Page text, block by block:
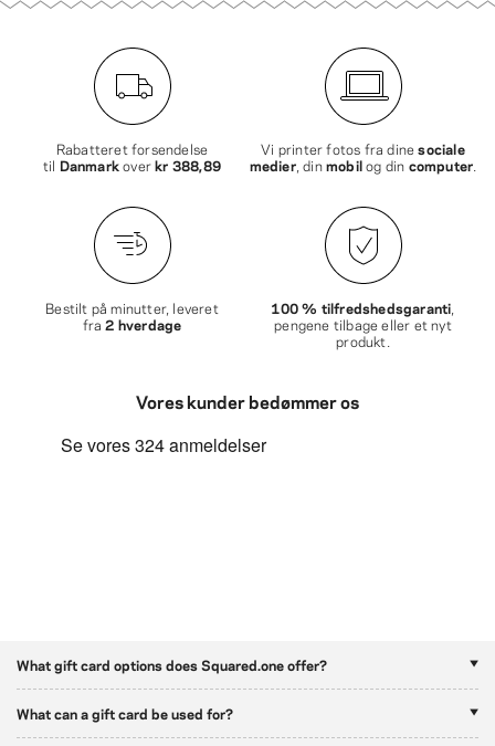
Rabatteret forsendelse
til Danmarkoverkr 388,89
Vi printer fotos fra dinesociale
medier, dinmobilog din computer
Bestilt på minutter, leveret
fra2 hverdage
100 % tilfredshedsgaranti
pengene tilbage eller et nyt
produkt.
Vores kunder bedømmer os
What gift card options does Squared.one offer?
What can a gift card be used for?